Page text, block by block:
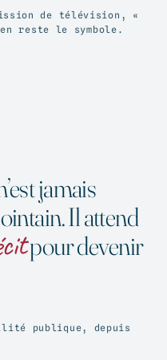
de télévision, «
reste le symbole.
jamais
Il attend
pour devenir
publique, depuis